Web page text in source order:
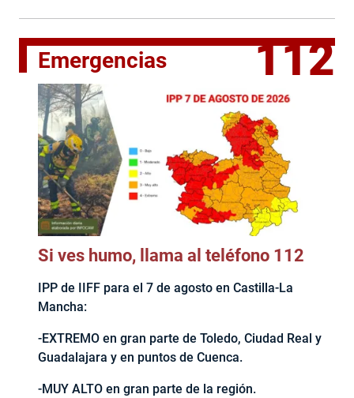
Emergencias 112
Si ves humo, llama al teléfono 112
IPP de IIFF para el 7 de agosto en Castilla-La
Mancha:
-EXTREMO en gran parte de Toledo, Ciudad Real y
Guadalajara y en puntos de Cuenca.
-MUY ALTO en gran parte de la región.